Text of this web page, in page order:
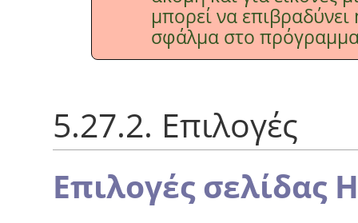
μπορεί να
σφάλμα στο
5.27.2. Επιλογές
Επιλογές σελίδας